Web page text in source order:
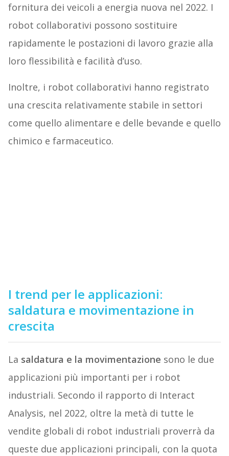
fornitura dei veicoli a energia nuova nel 2022. I
robot collaborativi possono sostituire
rapidamente le postazioni di lavoro grazie alla
loro flessibilità e facilità d’uso.
Inoltre, i robot collaborativi hanno registrato
una crescita relativamente stabile in settori
come quello alimentare e delle bevande e quello
chimico e farmaceutico.
I trend per le applicazioni:
saldatura e movimentazione in
crescita
La saldatura e la movimentazione sono le due
applicazioni più importanti per i robot
industriali. Secondo il rapporto di Interact
Analysis, nel 2022, oltre la metà di tutte le
vendite globali di robot industriali proverrà da
queste due applicazioni principali, con la quota